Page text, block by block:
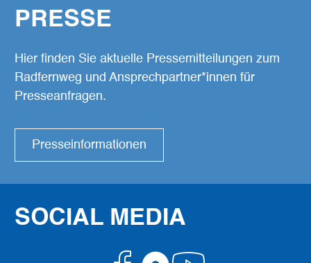
PRESSE
Hier finden Sie aktuelle Pressemitteilungen zum
Radfernweg und Ansprechpartner*innen für
Presseanfragen.
Presseinformationen
SOCIAL MEDIA